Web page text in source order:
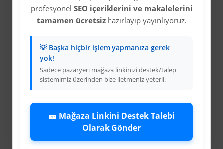
profesyonel SEO içeriklerini ve makalelerini
tamamen ücretsizhazırlayıp yayınlıyoruz.
💡 Başka hiçbir işlem yapmanıza gerek
yok!
Sadece pazaryeri mağaza linkinizi destek/talep
sistemimiz üzerinden bize iletmeniz yeterli.
🎫 Mağaza Linkini Destek Talebi
Olarak Gönder
Kurumsal
Colezium Hakkında
Kurumsal Bilgiler
Banka Hesab Bilgileri